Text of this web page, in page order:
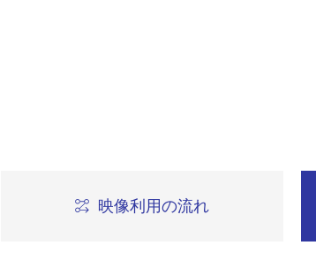
映像利用の流れ